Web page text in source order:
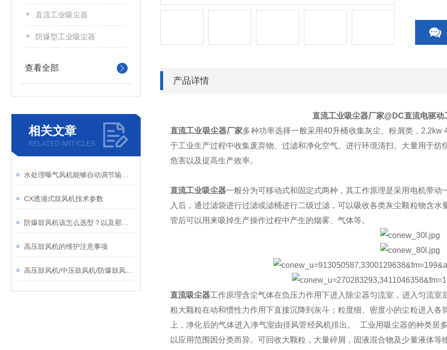
直流工业吸尘器
防爆型工业吸尘器
查看全部
相关文章
RELATED ARTICLES
CX透浦式鼓风机技术参数
高压鼓风机的维护注意事项
产品详情
直流工业吸尘器厂家@DC直流电驱动
直流工业吸尘器厂家多种功率选择一般采用40升桶收集灰尘、粉屑类，
于工业生产过程中收集废弃物、过滤和净化空气、进行环境清扫。大量用于
危害以及提高生产效率。
直流工业吸尘器一般分为可移动式和固定式两种，其工作原理是采用电机带
入后，通过滤袋进行过滤或滤桶进行二级过滤，可以吸收各类灰尘颗粒物含
管后可以用来吸掉生产操作过程中产生的烟雾、气体等。
直流吸尘器工作原理含尘气体在负压力作用下进入除尘器匀流室，进入匀流
粗大颗粒在动和惯性力作用下直接沉降到灰斗；粒度细、密度小的尘粒进入
上，净化后的气体进入净气室由排风管经风机排出。 工业用吸尘器的种类
以应用范围因分类而异。可回收大颗粒，大量碎屑，固液混合物及少量液体